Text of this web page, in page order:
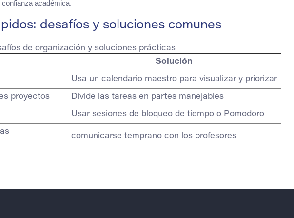
académica.
desafíos y soluciones comunes
de organización y soluciones prácticas
Solución
Usa un calendario maestro para visualizar y priorizar
proyectos Divide las tareas en partes manejables
Usar sesiones de bloqueo de tiempo o Pomodoro
comunicarse temprano con los profesores